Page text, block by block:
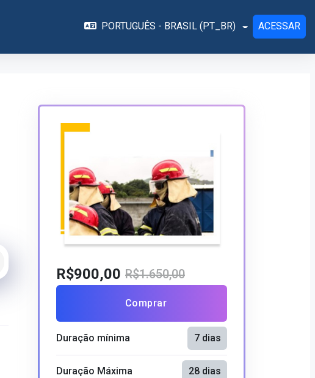
PORTUGUÊS - BRASIL ‎(PT_BR)‎ ACESSAR
R$900,00 R$1.650,00
Comprar
Duração mínima 7 dias
Duração Máxima 28 dias